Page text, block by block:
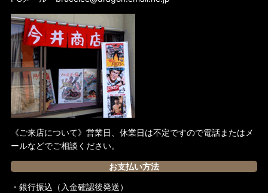
《ご来店について》営業日、休業日は不定ですので電話またはメ
ールなどでご相談ください。
お支払い方法
・銀行振込（入金確認後発送）